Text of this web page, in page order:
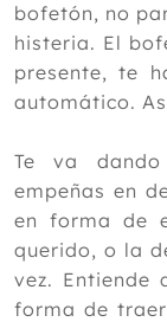
bofetón, no
histeria. El
presente, te
automático.
Te va
empeñas en
en forma de
querido, o la
vez. Entiende
forma de